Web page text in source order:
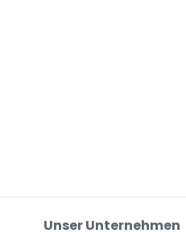
Unser Unternehmen